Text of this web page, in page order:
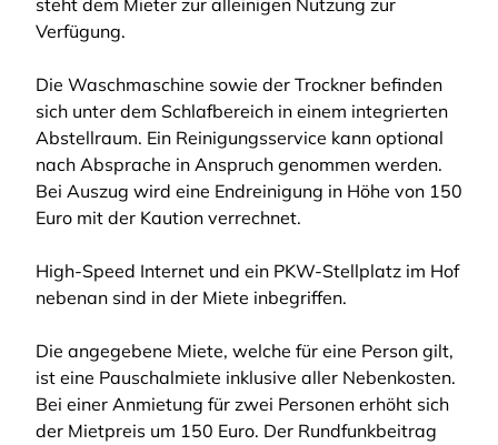
steht dem Mieter zur alleinigen Nutzung zur
Verfügung.
Die Waschmaschine sowie der Trockner befinden
sich unter dem Schlafbereich in einem integrierten
Abstellraum. Ein Reinigungsservice kann optional
nach Absprache in Anspruch genommen werden.
Bei Auszug wird eine Endreinigung in Höhe von 150
Euro mit der Kaution verrechnet.
High-Speed Internet und ein PKW-Stellplatz im Hof
nebenan sind in der Miete inbegriffen.
Die angegebene Miete, welche für eine Person gilt,
ist eine Pauschalmiete inklusive aller Nebenkosten.
Bei einer Anmietung für zwei Personen erhöht sich
der Mietpreis um 150 Euro. Der Rundfunkbeitrag